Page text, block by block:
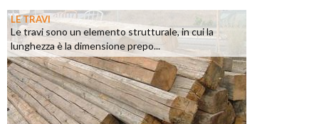
LE TRAVI
Le travi sono un elemento strutturale, in cui la
lunghezza è la dimensione prepo...